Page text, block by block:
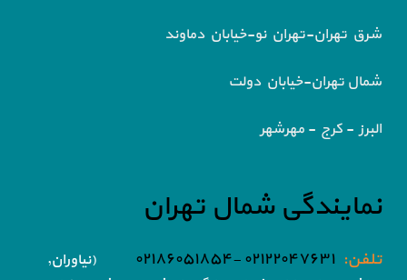
شرق تهران-تهران نو-خیابان دماوند
شمال تهران-خیابان دولت
البرز - کرج - مهرشهر
نمایندگی شمال تهران
تلفن: ۰۲۱۲۲۰۴۷۶۳۱ -۰۲۱۸۶۰۵۱۸۵۴
(نیاوران,